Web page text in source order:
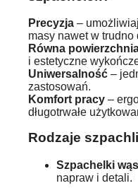
Precyzja –
masy nawet w
Równa
i estetyczne
Uniwersalność –
zastosowań.
Komfort pracy –
długotrwałe
Rodzaje
Szpachelki
napraw i detali.